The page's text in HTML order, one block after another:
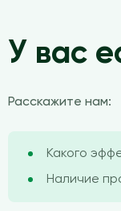
У вас
Расскажите нам:
Какого
Наличие